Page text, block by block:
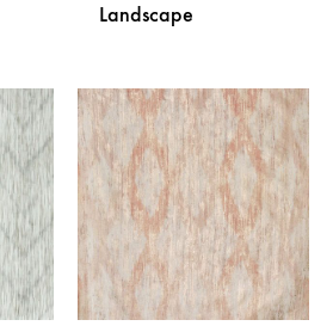
DODAJ
NA
LISTU
ŽELJA
Landscape
NA
LISTU
ŽELJA